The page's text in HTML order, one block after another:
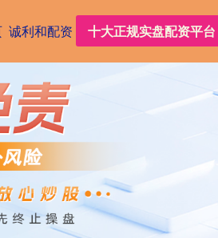
诚利和配资 十大正规实盘配资平台